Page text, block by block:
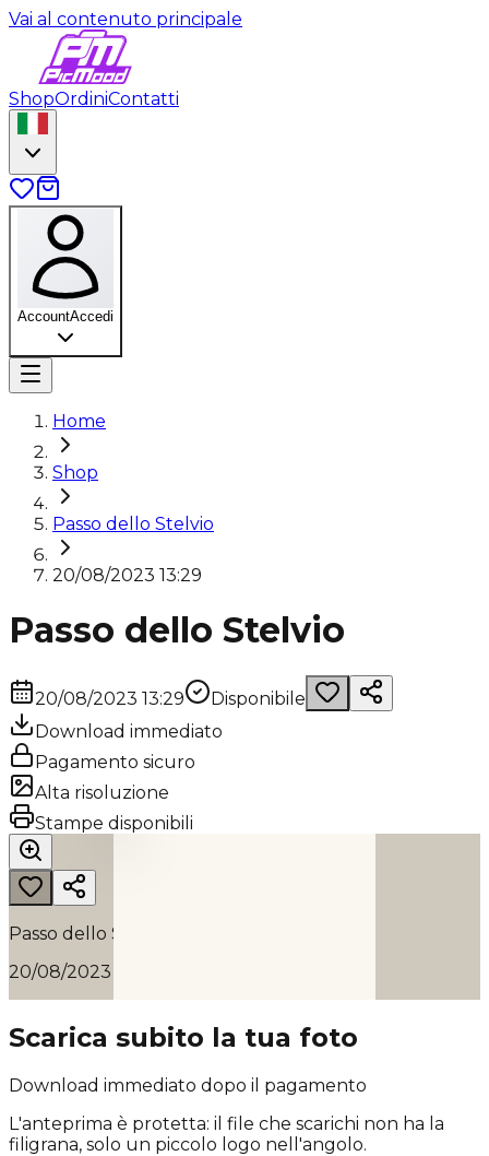
Vai al contenuto principale
ShopOrdiniContatti
AccountAccedi
Home
Shop
Passo dello Stelvio
20/08/2023 13:29
Passo dello Stelvio
20/08/2023 13:29
Disponibile
Download immediato
Pagamento sicuro
Alta risoluzione
Stampe disponibili
Passo dello Stelvio
20/08/2023 13:29
Scarica subito la tua foto
Download immediato dopo il pagamento
L'anteprima è protetta: il file che scarichi non ha la
filigrana, solo un piccolo logo nell'angolo.